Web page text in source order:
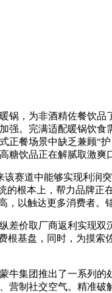
为非酒精佐餐饮品
。完满适配暖锅饮
餐场景中缺乏兼顾“
糖饮品正在解腻取激爽
道中能够实现利润
根本上，帮力品牌
以触达更多消费者。
取厂商返利实现双
基盘，同时，为摸
集团推出了一系列的
制社交空气。精准破